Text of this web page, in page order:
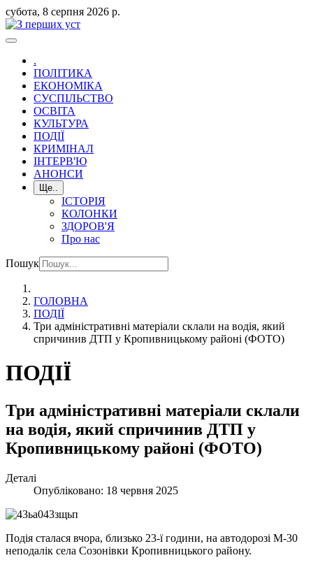
субота, 8 серпня 2026 р.
.
ПОЛІТИКА
ЕКОНОМІКА
СУСПІЛЬСТВО
ОСВІТА
КУЛЬТУРА
ПОДІЇ
КРИМІНАЛ
ІНТЕРВ'Ю
АНОНСИ
Ще..
ІСТОРІЯ
КОЛОНКИ
ЗДОРОВ'Я
Про нас
Пошук
ГОЛОВНА
ПОДІЇ
Три адміністративні матеріали склали на водія, який
спричинив ДТП у Кропивницькому районі (ФОТО)
ПОДІЇ
Три адміністративні матеріали склали
на водія, який спричинив ДТП у
Кропивницькому районі (ФОТО)
Деталі
Опубліковано: 18 червня 2025
Подія сталася вчора, близько 23-ї години, на автодорозі М-30
неподалік села Созонівки Кропивницького району.